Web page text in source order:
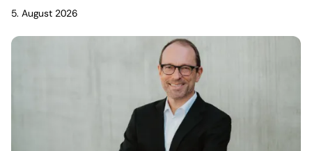
5. August 2026